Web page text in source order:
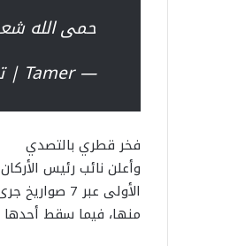
حمى الله
— Tamer | تامر (@tamerqdh)
فخر قطري بالتصدي
وأعلن نائب رئيس
منها، فيما سقط